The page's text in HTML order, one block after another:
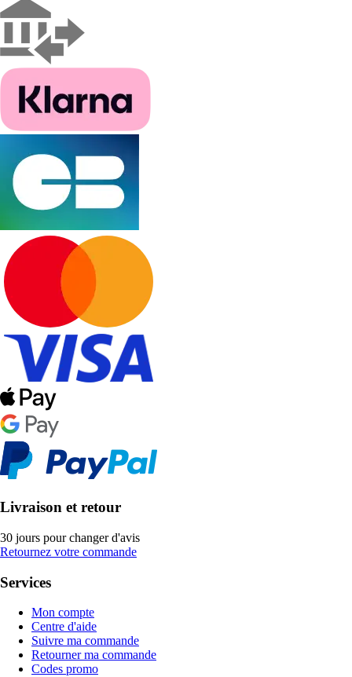
Livraison et retour
30 jours pour changer d'avis
Retournez votre commande
Services
Mon compte
Centre d'aide
Suivre ma commande
Retourner ma commande
Codes promo